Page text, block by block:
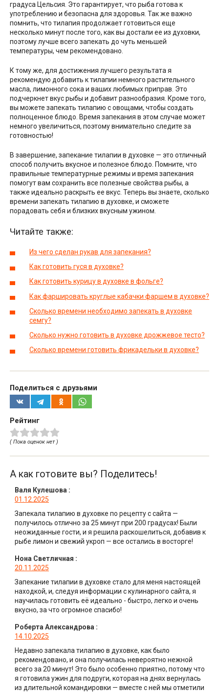
градуса Цельсия. Это гарантирует, что рыба готова к
употреблению и безопасна для здоровья. Так же важно
помнить, что тилапия продолжает готовиться еще
несколько минут после того, как вы достали ее из духовки,
поэтому лучше всего запекать до чуть меньшей
температуры, чем рекомендовано.
К тому же, для достижения лучшего результата я
рекомендую добавить к тилапии немного растительного
масла, лимонного сока и ваших любимых приправ. Это
подчеркнет вкус рыбы и добавит разнообразия. Кроме того,
вы можете запекать тилапию с овощами, чтобы создать
полноценное блюдо. Время запекания в этом случае может
немного увеличиться, поэтому внимательно следите за
готовностью!
В завершение, запекание тилапии в духовке — это отличный
способ получить вкусное и полезное блюдо. Помните, что
правильные температурные режимы и время запекания
помогут вам сохранить все полезные свойства рыбы, а
также идеально раскрыть ее вкус. Теперь вы знаете, сколько
времени запекать тилапию в духовке, и сможете
порадовать себя и близких вкусным ужином.
Читайте также:
Из чего сделан рукав для запекания?
Как готовить гуся в духовке?
Как готовить курицу в духовке в фольге?
Как фаршировать круглые кабачки фаршем в духовке?
Сколько времени необходимо запекать в духовке
семгу?
Сколько нужно готовить в духовке дрожжевое тесто?
Сколько времени готовить фрикадельки в духовке?
Поделиться с друзьями
Рейтинг
( Пока оценок нет )
А как готовите вы? Поделитесь!
Валя Кулешова :
01.12.2025
Запекала тилапию в духовке по рецепту с сайта —
получилось отлично за 25 минут при 200 градусах! Были
неожиданные гости, и я решила раскошелиться, добавив к
рыбе лимон и свежий укроп — все остались в восторге!
Нона Светличная :
20.11.2025
Запекание тилапии в духовке стало для меня настоящей
находкой, и, следуя информации с кулинарного сайта, я
научилась готовить её идеально - быстро, легко и очень
вкусно, за что огромное спасибо!
Роберта Александрова :
14.10.2025
Недавно запекала тилапию в духовке, как было
рекомендовано, и она получилась невероятно нежной
всего за 20 минут! Это было особенно приятно, потому что
я готовила ужин для подруги, которая на днях вернулась
из длительной командировки — вместе с ней мы отметили